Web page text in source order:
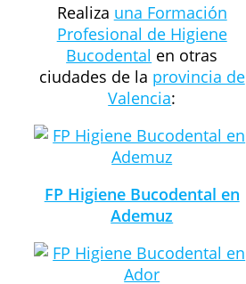
Realiza una Formación
Profesional de Higiene
Bucodental en otras
ciudades de la provincia de
Valencia:
FP Higiene Bucodental en
Ademuz